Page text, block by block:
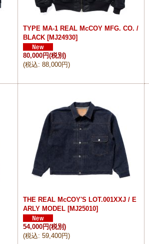
TYPE MA-1 REAL McCOY MFG. CO. /
BLACK [MJ24930]
80,000円(税別)
(税込: 88,000円)
THE REAL McCOY'S LOT.001XXJ / E
ARLY MODEL [MJ25010]
54,000円(税別)
(税込: 59,400円)